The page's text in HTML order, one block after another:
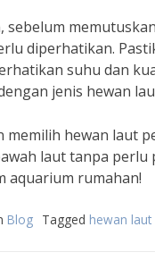
sebelum
diperhatikan.
suhu dan
jenis hewan
memilih hewan laut
laut tanpa perlu
aquarium rumahan!
Blog Tagged hewan